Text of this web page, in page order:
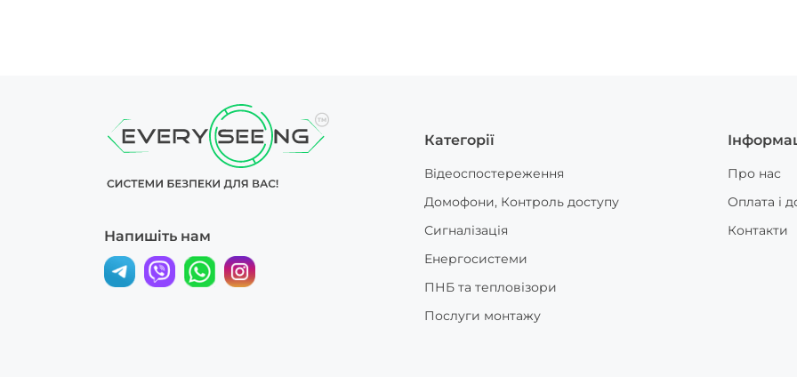
Напишіть нам
Категорії
Відеоспостереження
Домофони, Контроль доступу
Сигналізація
Енергосистеми
ПНБ та тепловізори
Послуги монтажу
Про нас
Оплата і
Контакти